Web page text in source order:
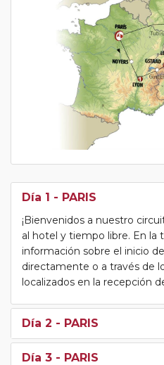
Día 1 - PARIS
¡Bienvenidos a nuestro
al hotel y tiempo libre. En la
información sobre el inicio
directamente o a través de
localizados en la recepción
Día 2 - PARIS
Día 3 - PARIS